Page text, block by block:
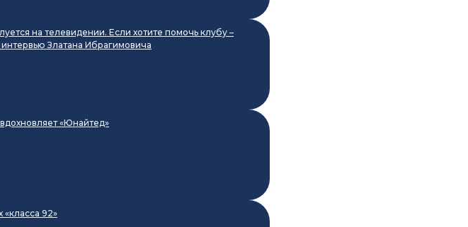
на телевидении. Если хотите помочь клубу –
Златана Ибрагимовича
«Юнайтед»
«класса 92»